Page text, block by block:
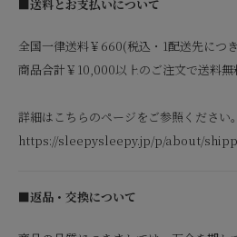
■送料とお支払いについて
全国一律送料￥660(税込・1配送先につ
商品合計￥10,000以上のご注文で送料無
詳細はこちらのページをご参照ください。
https://sleepysleepy.jp/p/about/
■返品・交換について